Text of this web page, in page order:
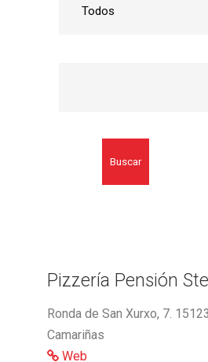
Buscar
Pizzería Pensión
Ronda de San Xurxo, 7.
Camariñas
Web